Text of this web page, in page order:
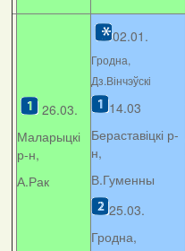
26.03.
Маларыцкі
р-н,
А.Рак
02.01.
Гродна,
Дз.Вінчэўскі
14.03
Бераставіцкі р-
н,
В.Гуменны
25.03.
Гродна,